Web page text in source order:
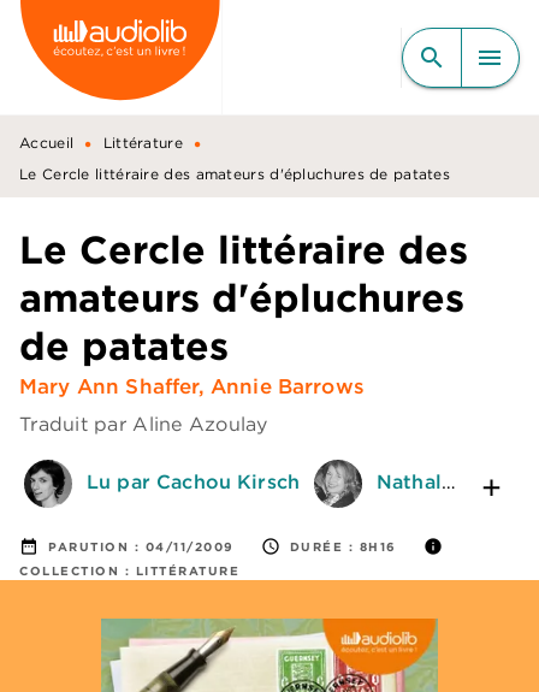
MENU RECHERCHE
CONTENU
PIED DE PAGE
search menu
Accueil • Littérature •
Le Cercle littéraire des amateurs d'épluchures de patates
Le Cercle littéraire des
amateurs d'épluchures
de patates
Mary Ann Shaffer, Annie Barrows
Traduit parAline Azoulay
Lu par Cachou Kirsch Nathalie Hons
date_range PARUTION : 04/11/2009 access_time DURÉE : 8H16 info
COLLECTION : LITTÉRATURE